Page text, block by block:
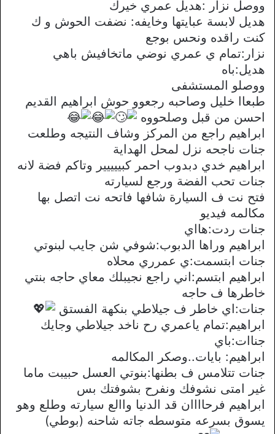
ووصل نزار :هديل عمري خيرك
هديل لابسة عبايتها وخايفه: نضفت الحوش و ك
كنت راقده ونحس بوجع
نزار:تمام ي عمري نوضي ماتخافيش باهي
هديل:باه
ووصلو المستشفى
طبعاا خليل وصاحبه رجعوو حوش ابراهيم القديم
احسن من قبل وصلحووه
ابراهيم راجع من المركز وشاف النتيجه وطلعت
جنات ناجحه نزل لمحل الهداية
ابراهيم خدي دبدوب احمر كبييييير وتاكم فضة لانه
جنات تحب الفضة ورجع لسيارته
فتح نت ف السيارة شافها فاتحه نت اتصل بها
مكالمه فيديو
جنات ردت:هااي
ابراهيم وراها الدبوب:شوفي شن جايب لبنوتي
جنات ابتسمت:ي عمرري محلاه
ابراهيم ابتسم:اني راجع نجيبلك معاي حاجه بنتي
خاطرها ف حاجه
جنات:اي خاطر ف جيلاطي بنكهة الفستق
ابراهيم:تمام ياعمري رح ناخد جيلاطي وجايك
جناات:باي
ابراهيم: بايات..وصكر المكالمه
جنات تتلامس ف بطنها:بنوتي العسل حبيبت ماما
غير امتى نشوفك ونفرح بشوفتك بس
ابراهيم فرحاااان قد الدنيا واالع سيارته وطلع وهو
يسوق بسرعه متوسطه جاته شاحنه (بوطي)